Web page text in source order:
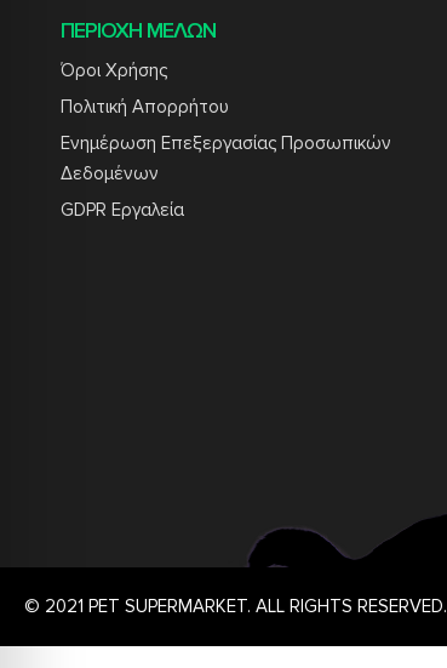
ΠΕΡΙΟΧΗ ΜΕΛΩΝ
Όροι Χρήσης
Πολιτική Απορρήτου
Ενημέρωση Επεξεργασίας Προσωπικών
Δεδομένων
GDPR Εργαλεία
© 2021 PET SUPERMARKET. ALL RIGHTS RESERVED.